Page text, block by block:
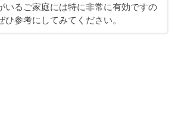
いるご家庭には特に非常に有効ですの
ひ参考にしてみてください。